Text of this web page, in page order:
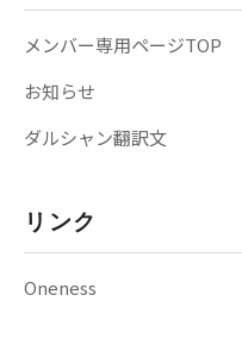
メンバー専用ページTOP
お知らせ
ダルシャン翻訳文
リンク
Oneness